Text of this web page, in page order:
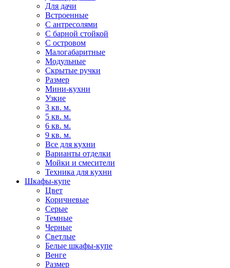
Для дачи
Встроенные
С антресолями
С барной стойкой
С островом
Малогабаритные
Модульные
Скрытые ручки
Размер
Мини-кухни
Узкие
3 кв. м.
5 кв. м.
6 кв. м.
9 кв. м.
Все для кухни
Варианты отделки
Мойки и смесители
Техника для кухни
Шкафы-купе
Цвет
Коричневые
Серые
Темные
Черные
Светлые
Белые шкафы-купе
Венге
Размер